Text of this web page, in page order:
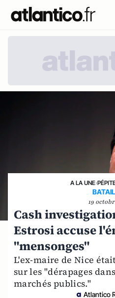
A LA UNE›
19
Cash
Estrosi accuse
"mensonges"
L'ex-maire de Nice
sur les "dérapages
marchés publics."
Atlantico